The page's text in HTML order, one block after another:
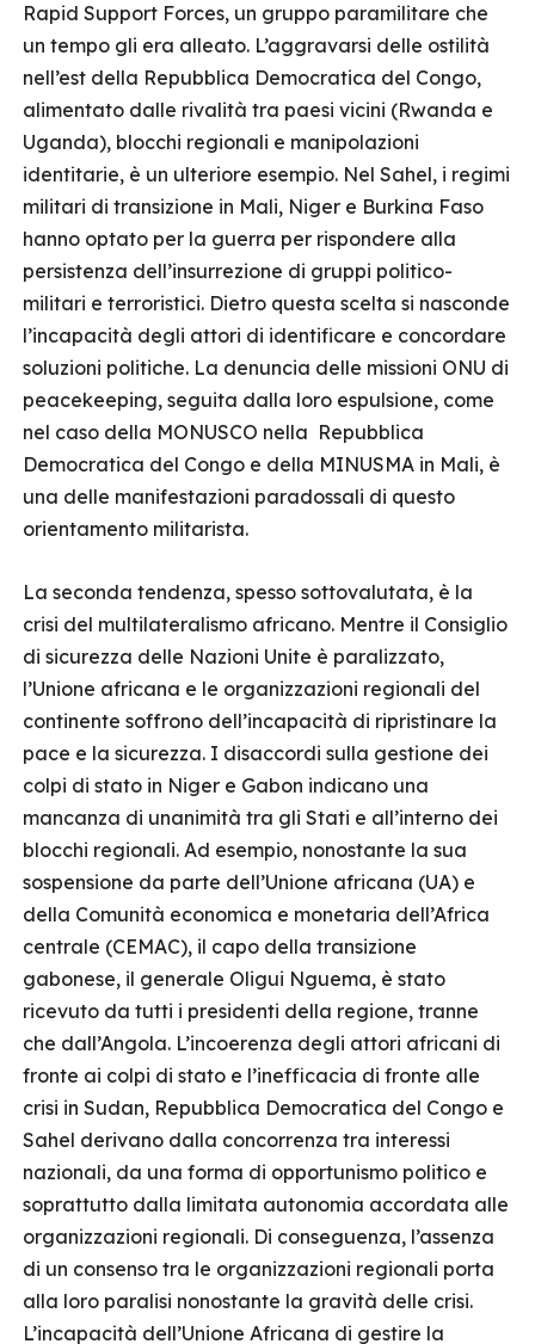
Rapid Support Forces, un gruppo paramilitare che
un tempo gli era alleato. L’aggravarsi delle ostilità
nell’est della Repubblica Democratica del Congo,
alimentato dalle rivalità tra paesi vicini (Rwanda e
Uganda), blocchi regionali e manipolazioni
identitarie, è un ulteriore esempio. Nel Sahel, i regimi
militari di transizione in Mali, Niger e Burkina Faso
hanno optato per la guerra per rispondere alla
persistenza dell’insurrezione di gruppi politico-
militari e terroristici. Dietro questa scelta si nasconde
l’incapacità degli attori di identificare e concordare
soluzioni politiche. La denuncia delle missioni ONU di
peacekeeping, seguita dalla loro espulsione, come
nel caso della MONUSCO nella Repubblica
Democratica del Congo e della MINUSMA in Mali, è
una delle manifestazioni paradossali di questo
orientamento militarista.
La seconda tendenza, spesso sottovalutata, è la
crisi del multilateralismo africano. Mentre il Consiglio
di sicurezza delle Nazioni Unite è paralizzato,
l’Unione africana e le organizzazioni regionali del
continente soffrono dell’incapacità di ripristinare la
pace e la sicurezza. I disaccordi sulla gestione dei
colpi di stato in Niger e Gabon indicano una
mancanza di unanimità tra gli Stati e all’interno dei
blocchi regionali. Ad esempio, nonostante la sua
sospensione da parte dell’Unione africana (UA) e
della Comunità economica e monetaria dell’Africa
centrale (CEMAC), il capo della transizione
gabonese, il generale Oligui Nguema, è stato
ricevuto da tutti i presidenti della regione, tranne
che dall’Angola. L’incoerenza degli attori africani di
fronte ai colpi di stato e l’inefficacia di fronte alle
crisi in Sudan, Repubblica Democratica del Congo e
Sahel derivano dalla concorrenza tra interessi
nazionali, da una forma di opportunismo politico e
soprattutto dalla limitata autonomia accordata alle
organizzazioni regionali. Di conseguenza, l’assenza
di un consenso tra le organizzazioni regionali porta
alla loro paralisi nonostante la gravità delle crisi.
L’incapacità dell’Unione Africana di gestire la